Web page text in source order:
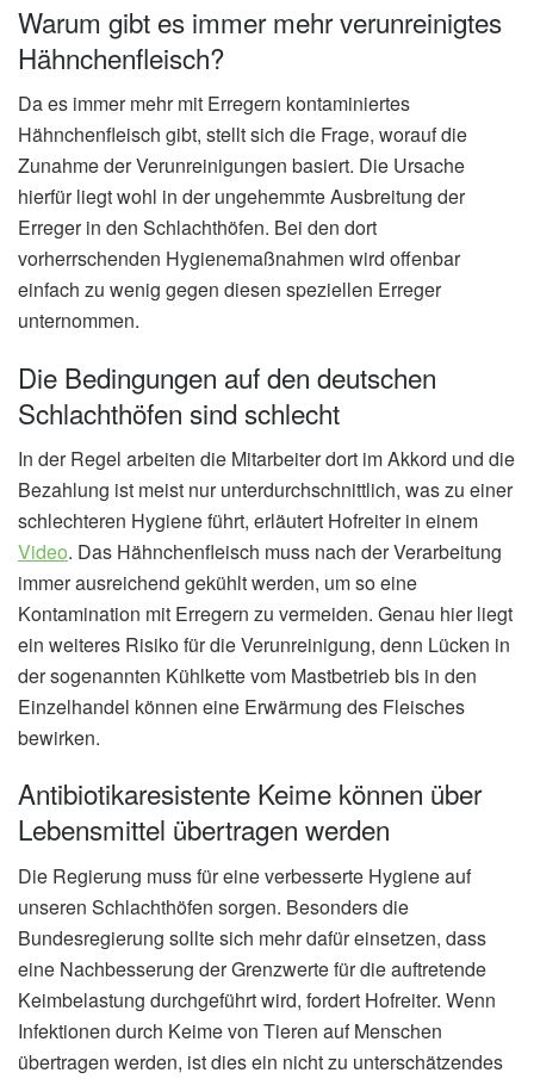
Warum gibt es immer mehr verunreinigtes
Hähnchenfleisch?
Da es immer mehr mit Erregern kontaminiertes
Hähnchenfleisch gibt, stellt sich die Frage, worauf die
Zunahme der Verunreinigungen basiert. Die Ursache
hierfür liegt wohl in der ungehemmte Ausbreitung der
Erreger in den Schlachthöfen. Bei den dort
vorherrschenden Hygienemaßnahmen wird offenbar
einfach zu wenig gegen diesen speziellen Erreger
unternommen.
Die Bedingungen auf den deutschen
Schlachthöfen sind schlecht
In der Regel arbeiten die Mitarbeiter dort im Akkord und die
Bezahlung ist meist nur unterdurchschnittlich, was zu einer
schlechteren Hygiene führt, erläutert Hofreiter in einem
Video. Das Hähnchenfleisch muss nach der Verarbeitung
immer ausreichend gekühlt werden, um so eine
Kontamination mit Erregern zu vermeiden. Genau hier liegt
ein weiteres Risiko für die Verunreinigung, denn Lücken in
der sogenannten Kühlkette vom Mastbetrieb bis in den
Einzelhandel können eine Erwärmung des Fleisches
bewirken.
Antibiotikaresistente Keime können über
Lebensmittel übertragen werden
Die Regierung muss für eine verbesserte Hygiene auf
unseren Schlachthöfen sorgen. Besonders die
Bundesregierung sollte sich mehr dafür einsetzen, dass
eine Nachbesserung der Grenzwerte für die auftretende
Keimbelastung durchgeführt wird, fordert Hofreiter. Wenn
Infektionen durch Keime von Tieren auf Menschen
übertragen werden, ist dies ein nicht zu unterschätzendes